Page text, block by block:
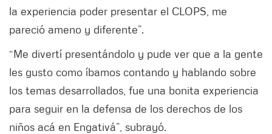
la experiencia poder presentar el CLOPS, me
pareció ameno y diferente”.
“Me divertí presentándolo y pude ver que a la gente
les gusto como íbamos contando y hablando sobre
los temas desarrollados, fue una bonita experiencia
para seguir en la defensa de los derechos de los
niños acá en Engativá”, subrayó.